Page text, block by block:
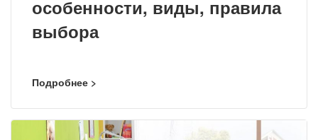
особенности, виды, правила
выбора
Подробнее >